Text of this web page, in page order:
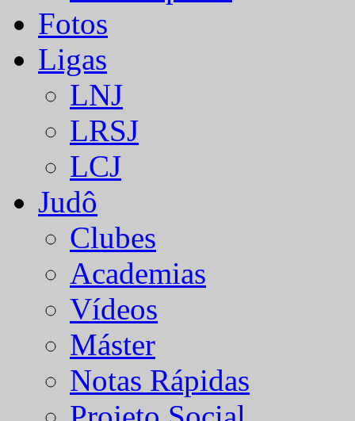
Fotos
Ligas
LNJ
LRSJ
LCJ
Judô
Clubes
Academias
Vídeos
Máster
Notas Rápidas